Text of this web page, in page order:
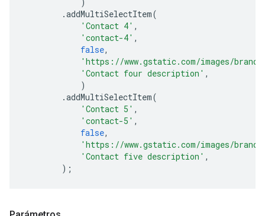
.addMultiSelectItem(
'Contact 4' ,
'contact-4' ,
false,
'https://www.gstatic.com/images/
'Contact four description' ,
)
.addMultiSelectItem(
'Contact 5' ,
'contact-5' ,
false,
'https://www.gstatic.com/images/
'Contact five description' ,
);